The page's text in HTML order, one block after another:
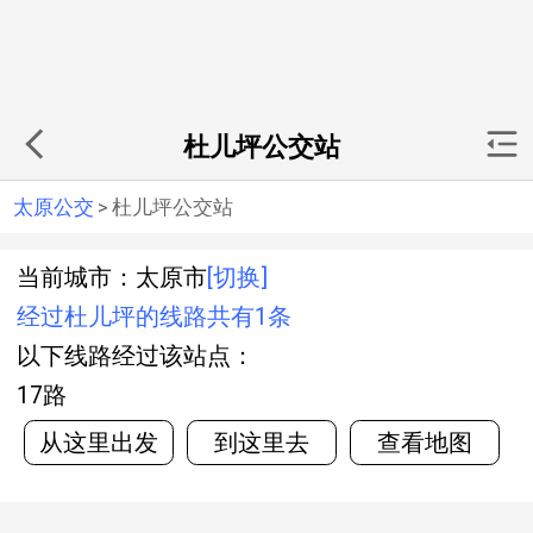
杜儿坪公交站
太原公交 > 杜儿坪公交站
当前城市：太原市 [切换]
经过杜儿坪的线路共有1条
以下线路经过该站点：
17路
从这里出发
到这里去 查看地图